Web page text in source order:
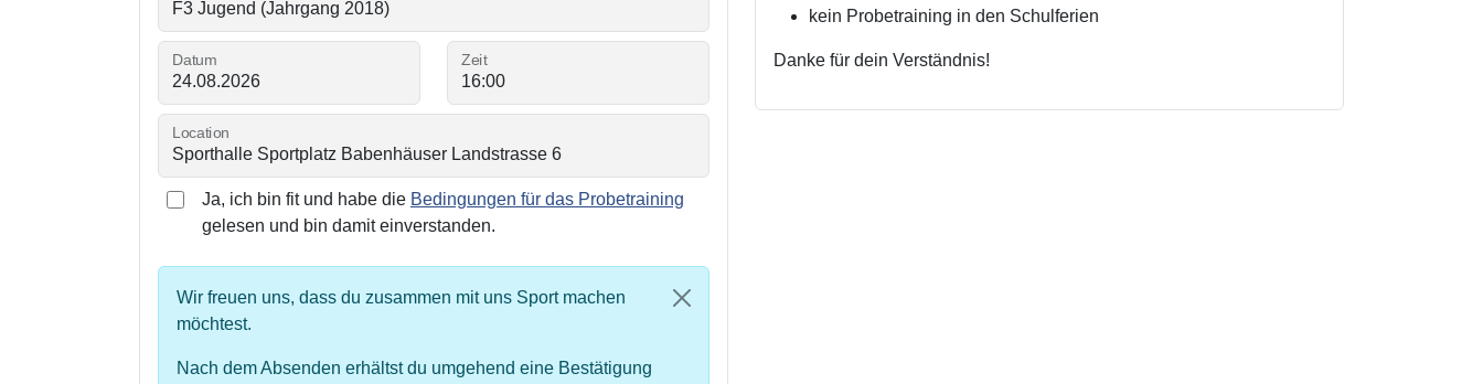
Datum Zeit
Location
Ja, ich bin fit und habe die Bedingungen für das Probetraining
gelesen und bin damit einverstanden.
Wir freuen uns, dass du zusammen mit uns Sport machen
möchtest.
Nach dem Absenden erhältst du umgehend eine Bestätigung
kein Probetraining in den Schulferien
Danke für dein Verständnis!